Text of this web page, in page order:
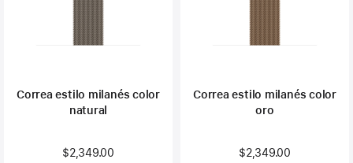
Correa estilo milanés color
natural
$2,349.00
Correa estilo milanés color
oro
$2,349.00